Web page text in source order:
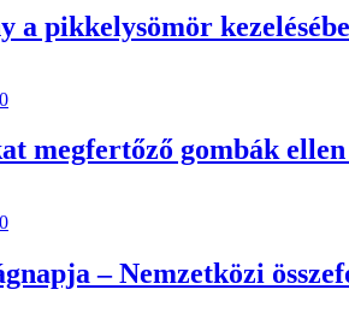
a pikkelysömör
0
megfertőző gombák
0
– Nemzetközi